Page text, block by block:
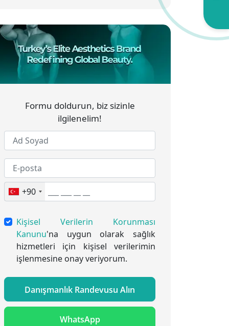
Formu doldurun, biz sizinle
ilgilenelim!
+90
Kişisel Verilerin Korunması
Kanunu'na uygun olarak sağlık
hizmetleri için kişisel verilerimin
işlenmesine onay veriyorum.
Danışmanlık Randevusu Alın
WhatsApp